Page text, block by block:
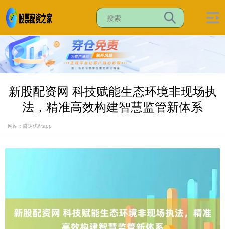
新股配资网 科技赋能生态环境非现场执
法，精准高效构建智慧监管新体系
网站：盛达优配app